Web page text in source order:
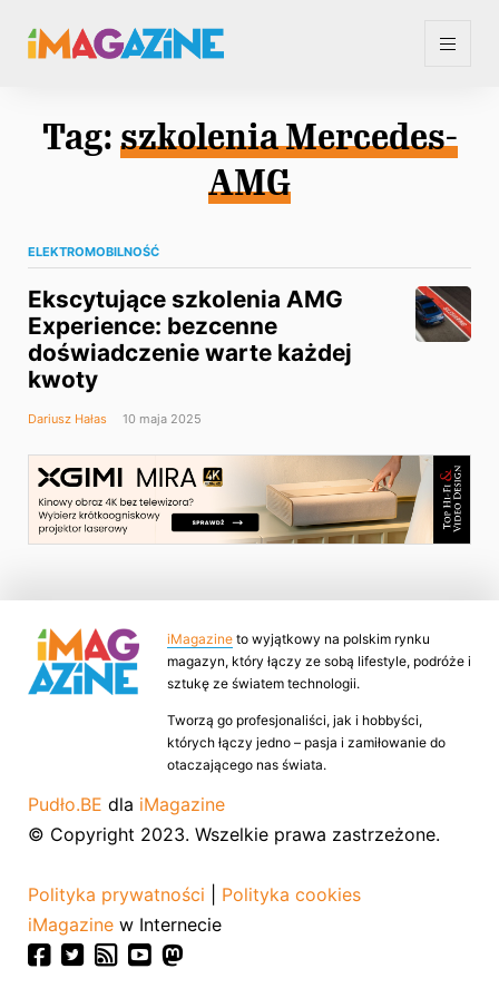
Tag: szkolenia Mercedes-
AMG
ELEKTROMOBILNOŚĆ
Ekscytujące szkolenia AMG
Experience: bezcenne
doświadczenie warte każdej
kwoty
Dariusz Hałas 10 maja 2025
iMagazine to wyjątkowy na polskim rynku
magazyn, który łączy ze sobą lifestyle, podróże i
sztukę ze światem technologii.
Tworzą go profesjonaliści, jak i hobbyści,
których łączy jedno – pasja i zamiłowanie do
otaczającego nas świata.
Pudło.BE dla iMagazine
© Copyright 2023. Wszelkie prawa zastrzeżone.
Polityka prywatności
Polityka cookies
iMagazine w Internecie